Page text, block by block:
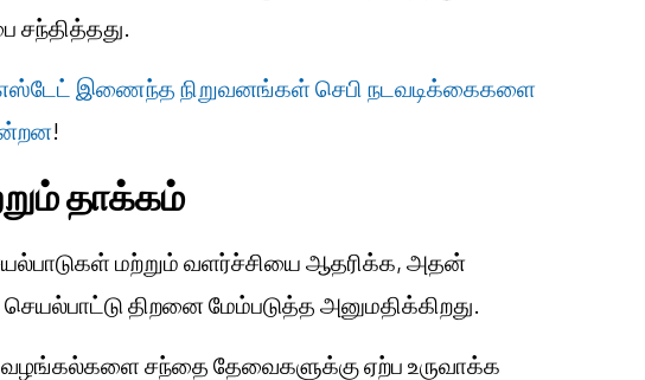
சந்தித்தது.
எஸ்டேட் இணைந்த நிறுவனங்கள் செபி நடவடிக்கைகளை
!
தாக்கம்
மற்றும் வளர்ச்சியை ஆதரிக்க, அதன்
செயல்பாட்டு திறனை மேம்படுத்த அனுமதிக்கிறது.
வழங்கல்களை சந்தை தேவைகளுக்கு ஏற்ப உருவாக்க